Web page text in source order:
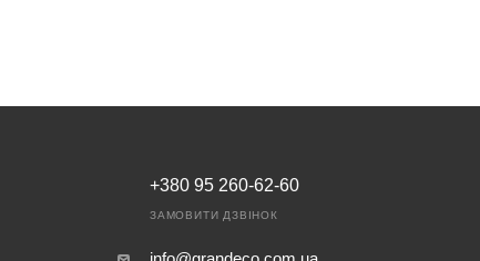
+380 95 260-62-60
ЗАМОВИТИ ДЗВІНОК